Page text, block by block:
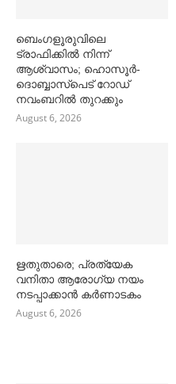
ബെംഗളൂരുവിലെ
ട്രാഫിക്കില്‍ നിന്ന്
ആശ്വാസം; ഹൊസൂര്‍-
ദൊബ്ബാസ്പെട് റോഡ്
നവംബറില്‍ തുറക്കും
August 6, 2026
ഋതുതാരെ; പ്രത്യേക
വനിതാ ആരോഗ്യ നയം
നടപ്പാക്കാൻ കര്‍ണാടകം
August 6, 2026